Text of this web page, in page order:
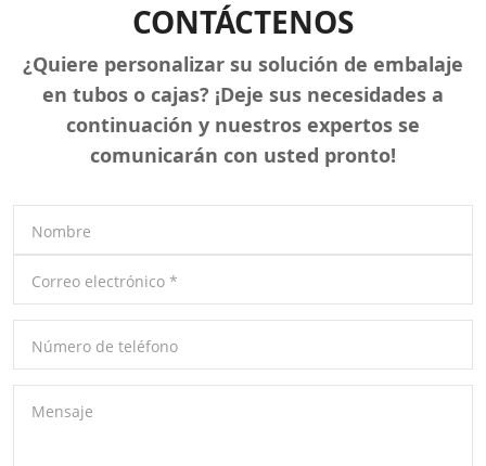
CONTÁCTENOS
¿Quiere personalizar su solución de embalaje
en tubos o cajas? ¡Deje sus necesidades a
continuación y nuestros expertos se
comunicarán con usted pronto!
Nombre
Correo electrónico *
Número de teléfono
Mensaje